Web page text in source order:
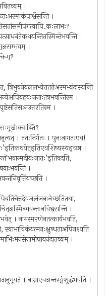
।
।
।
।
त्रिभुवनेयत्नलभ्येततत्तेअस्मभ्यंदास्यन्ति
।
।
। ततःनिर्गतः । पुनःनागतःएव!
।
।
।
।
। नामस्मरणेनतत्कार्यंभवति,
।
। नाम्नाएवअन्तरङ्गंशुद्धंभवति ।